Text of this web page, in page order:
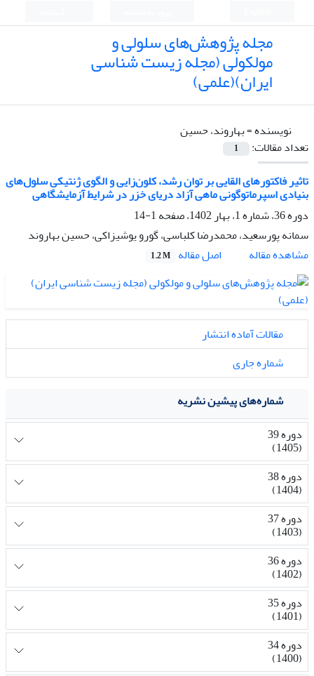
مجله پژوهش‌های سلولی و
مولکولی (مجله زیست شناسی
ایران)(علمی)
نویسنده =بهاروند، حسین
تعداد مقالات:
1
تاثیر فاکتور‌های القایی بر توان رشد، کلون‌زایی و الگوی ژنتیکی سلول‌های
بنیادی اسپرماتوگونی ماهی آزاد دریای خزر در شرایط آزمایشگاهی
دوره 36، شماره 1، بهار 1402، صفحه
1-14
سمانه پورسعید، محمدرضا کلباسی، گورو یوشیزاکی، حسین بهاروند
مشاهده مقاله
اصل مقاله 1.2 M
مقالات آماده انتشار
شماره جاری
شماره‌های پیشین نشریه
دوره 39
(1405)
دوره 38
(1404)
دوره 37
(1403)
دوره 36
(1402)
دوره 35
(1401)
دوره 34
(1400)